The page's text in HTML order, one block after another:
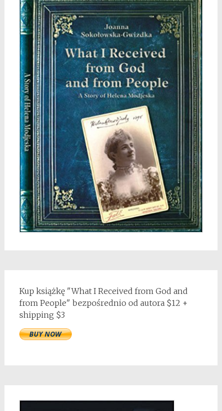
Kup książkę "What I Received from God and
from People" bezpośrednio od autora $12 +
shipping $3